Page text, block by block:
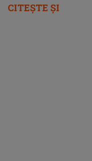
CITEȘTE ȘI